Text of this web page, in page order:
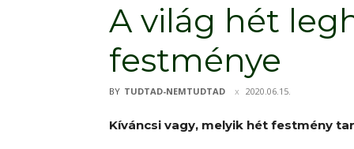
A világ hét
festménye
BY TUDTAD-NEMTUDTAD 2020.06.15.
Kíváncsi vagy, melyik hét festmény